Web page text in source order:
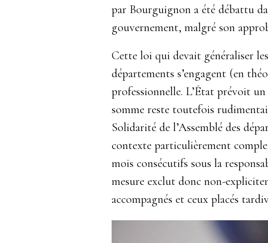
par Bourguignon a été débattu
gouvernement, malgré son
Cette loi qui devait généraliser
départements s’engagent (en
professionnelle. L’État prévoit
somme reste toutefois
Solidarité de l’Assemblé des
contexte particulièrement
mois consécutifs sous la
mesure exclut donc non-
accompagnés et ceux placés